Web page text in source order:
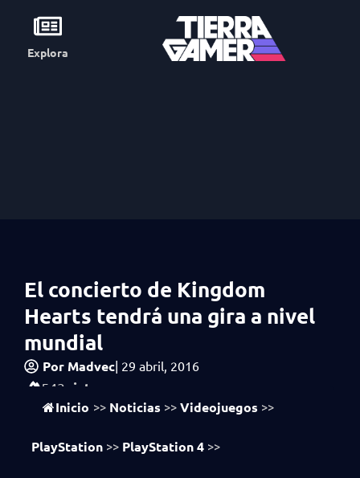
Explora
El concierto de Kingdom
Hearts tendrá una gira a nivel
mundial
Por Madvec| 29 abril, 2016
543 vistas
Inicio >> Noticias >> Videojuegos >>
PlayStation >> PlayStation 4 >>